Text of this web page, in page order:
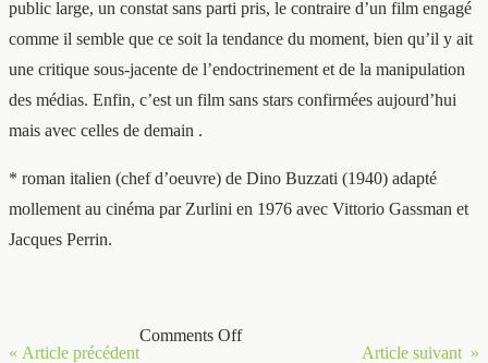
public large, un constat sans parti pris, le contraire d’un film engagé
comme il semble que ce soit la tendance du moment, bien qu’il y ait
une critique sous-jacente de l’endoctrinement et de la manipulation
des médias. Enfin, c’est un film sans stars confirmées aujourd’hui
mais avec celles de demain .
* roman italien (chef d’oeuvre) de Dino Buzzati (1940) adapté
mollement au cinéma par Zurlini en 1976 avec Vittorio Gassman et
Jacques Perrin.
« Article précédent Article suivant »
Comments Off